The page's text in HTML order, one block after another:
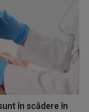
în scădere în